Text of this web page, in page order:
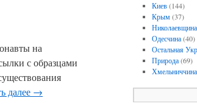
на
с образцами
далее →
Киев(144)
Крым(37)
Николаевщина
Одесчина(40)
Остальная
Природа(69)
Хмельниччина